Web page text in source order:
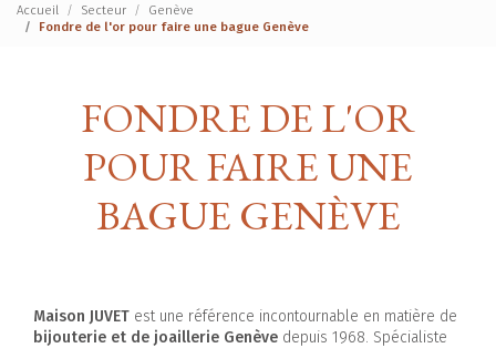
Accueil Secteur
Genève
Fondre de l'or pour faire une bague Genève
FONDRE DE L'OR
POUR FAIRE UNE
BAGUE GENÈVE
Maison JUVET est une référence incontournable en matière de
bijouterie et de joaillerie Genève depuis 1968. Spécialiste